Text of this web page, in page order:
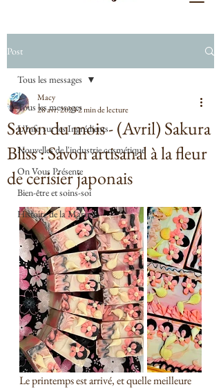
Post
Tous les messages
L'Info sur les Ingrédients
Nouvelles de l'industrie cosmétique
On Vous Présente
Bien-être et soins-soi
Histoire de la Marque
Tous les messages
Savon du mois - (Avril) Sakura
Bliss : Savon artisanal à la fleur
de cerisier japonais
Macy
28 avr. 20232 min de lecture
Le printemps est arrivé, et quelle meilleure